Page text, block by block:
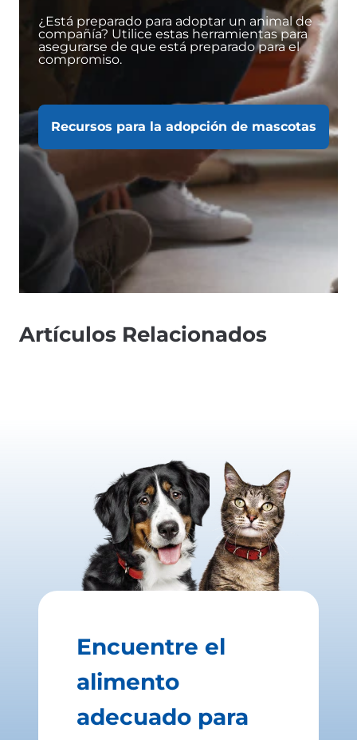
¿Está preparado para adoptar un animal de
compañía? Utilice estas herramientas para
asegurarse de que está preparado para el
compromiso.
Recursos para la adopción de mascotas
Artículos Relacionados
Encuentre el
alimento
adecuado para